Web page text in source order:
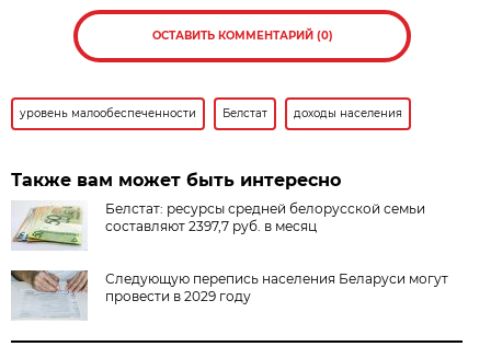
ОСТАВИТЬ КОММЕНТАРИЙ (0)
уровень малообеспеченности Белстат доходы населения
Также вам может быть интересно
Белстат: ресурсы средней белорусской семьи
составляют 2397,7 руб. в месяц
Следующую перепись населения Беларуси могут
провести в 2029 году